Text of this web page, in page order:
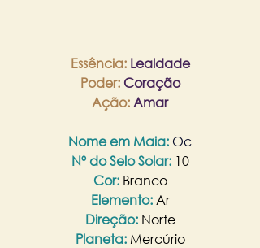
Essência: Lealdade
Poder: Coração
Ação:Amar
Nome em Maia: Oc
Nº do Selo Solar: 10
Cor: Branco
Elemento: Ar
Direção: Norte
Planeta: Mercúrio